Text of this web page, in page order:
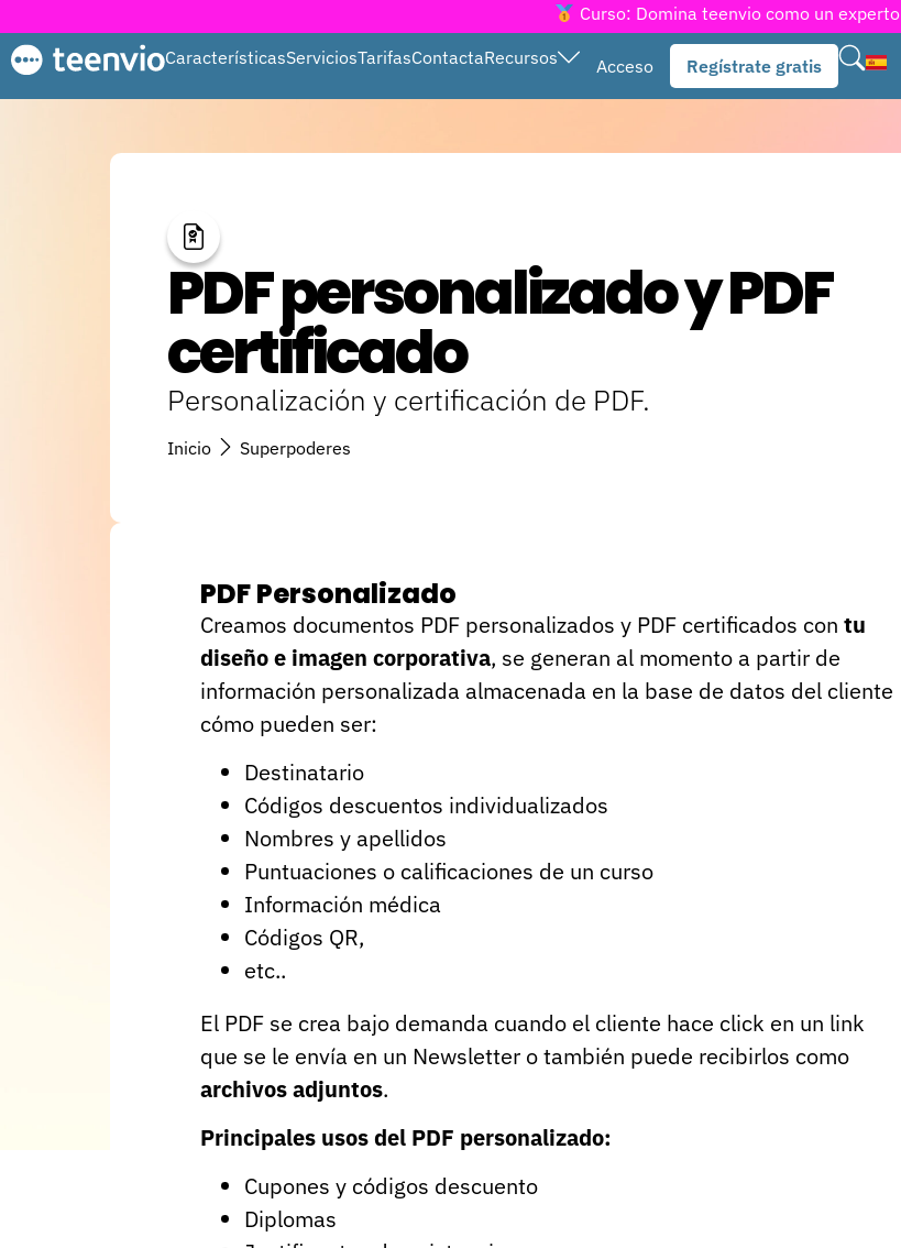
Curso: Domina teenvio como un experto
CaracterísticasServiciosTarifasContactaRecursos Acceso Regístrate gratis
PDF personalizado y PDF
certificado
Personalización y certificación de PDF.
Inicio Superpoderes
PDF Personalizado
Creamos documentos PDF personalizados y PDF certificados con tu
diseño e imagen corporativa, se generan al momento a partir de
información personalizada almacenada en la base de datos del cliente
cómo pueden ser:
Destinatario
Códigos descuentos individualizados
Nombres y apellidos
Puntuaciones o calificaciones de un curso
Información médica
Códigos QR,
etc..
El PDF se crea bajo demanda cuando el cliente hace click en un link
que se le envía en un Newsletter o también puede recibirlos como
archivos adjuntos.
Principales usos del PDF personalizado:
Cupones y códigos descuento
Diplomas